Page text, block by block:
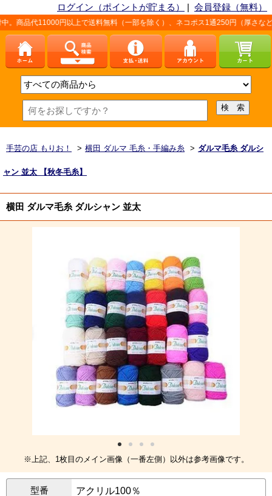
ログイン（ポイントが貯まる） | 会員登録（無料）
円以上で送料無料（一部を除く）、ネコポス1通250円（厚さなど条件あり）。
手芸の店 もりお！ > 横田 ダルマ 毛糸・手編み糸 > ダルマ毛糸 ダルシ
ャン 並太 【秋冬毛糸】
横田 ダルマ毛糸 ダルシャン 並太
※上記、1枚目のメイン画像（一番左側）以外は参考画像です。
型番 アクリル100％